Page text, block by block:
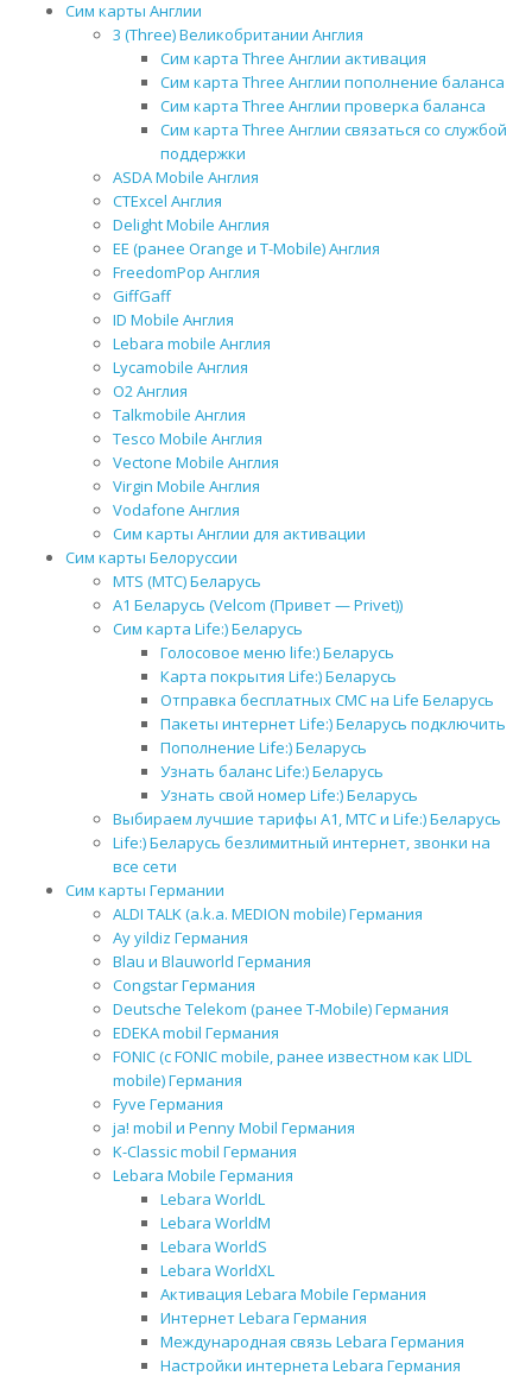
Сим карты Англии
3 (Three) Великобритании Англия
Сим карта Three Англии активация
Сим карта Three Англии пополнение баланса
Сим карта Three Англии проверка баланса
Сим карта Three Англии связаться со службой
поддержки
ASDA Mobile Англия
CTExcel Англия
Delight Mobile Англия
EE (ранее Orange и T-Mobile) Англия
FreedomPop Англия
GiffGaff
ID Mobile Англия
Lebara mobile Англия
Lycamobile Англия
O2 Англия
Talkmobile Англия
Tesco Mobile Англия
Vectone Mobile Англия
Virgin Mobile Англия
Vodafone Англия
Сим карты Англии для активации
Сим карты Белоруссии
MTS (МТС) Беларусь
А1 Беларусь (Velcom (Привет — Privet))
Сим карта Life:) Беларусь
Голосовое меню life:) Беларусь
Карта покрытия Life:) Беларусь
Отправка бесплатных СМС на Life Беларусь
Пакеты интернет Life:) Беларусь подключить
Пополнение Life:) Беларусь
Узнать баланс Life:) Беларусь
Узнать свой номер Life:) Беларусь
Выбираем лучшие тарифы А1, МТС и Life:) Беларусь
Life:) Беларусь безлимитный интернет, звонки на
все сети
Сим карты Германии
ALDI TALK (a.k.a. MEDION mobile) Германия
Ay yildiz Германия
Blau и Blauworld Германия
Congstar Германия
Deutsche Telekom (ранее T-Mobile) Германия
EDEKA mobil Германия
FONIC (с FONIC mobile, ранее известном как LIDL
mobile) Германия
Fyve Германия
ja! mobil и Penny Mobil Германия
K-Classic mobil Германия
Lebara Mobile Германия
Lebara WorldL
Lebara WorldM
Lebara WorldS
Lebara WorldXL
Активация Lebara Mobile Германия
Интернет Lebara Германия
Международная связь Lebara Германия
Настройки интернета Lebara Германия